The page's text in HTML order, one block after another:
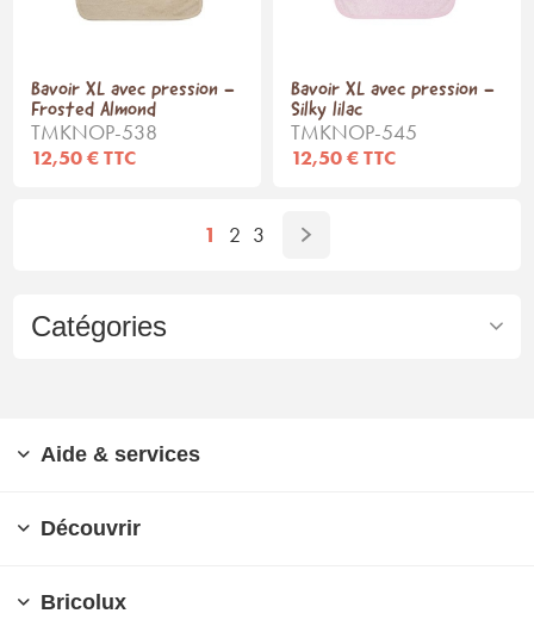
Catégories
Bavoir XL avec pression -
Frosted Almond
TMKNOP-538
12,50 € TTC
Bavoir XL avec pression -
Silky lilac
TMKNOP-545
12,50 € TTC
1 2 3
Aide & services
Découvrir
Bricolux